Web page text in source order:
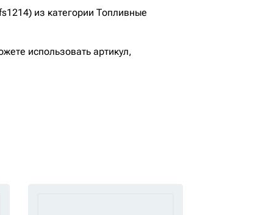
из категории Топливные
использовать артикул,